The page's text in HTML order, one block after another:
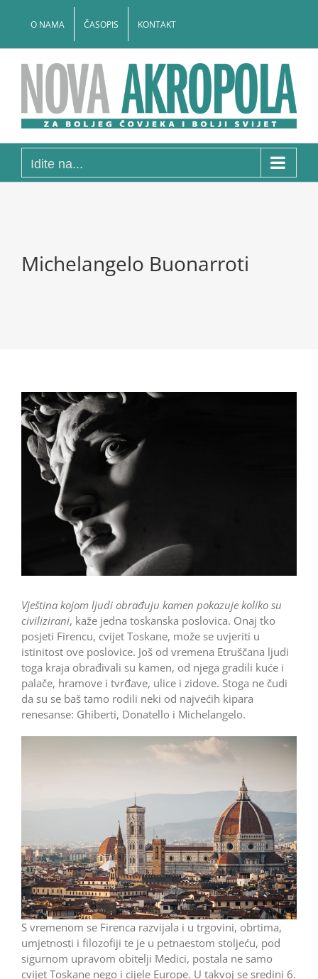
O NAMA ČASOPIS KONTAKT
Idite na...
Michelangelo Buonarroti
Vještina kojom ljudi obrađuju kamen pokazuje koliko su
civilizirani, kaže jedna toskanska poslovica. Onaj tko
posjeti Firencu, cvijet Toskane, može se uvjeriti u
istinitost ove poslovice. Još od vremena Etruščana ljudi
toga kraja obrađivali su kamen, od njega gradili kuće i
palače, hramove i tvrđave, ulice i zidove. Stoga ne čudi
da su se baš tamo rodili neki od najvećih kipara
renesanse: Ghiberti, Donatello i Michelangelo.
S vremenom se Firenca razvijala i u trgovini, obrtima,
umjetnosti i filozofiji te je u petnaestom stoljeću, pod
sigurnom upravom obitelji Medici, postala ne samo
cvijet Toskane nego i cijele Europe. U takvoj se sredini 6.